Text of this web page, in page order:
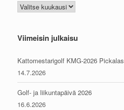
Arkisto
Viimeisin julkaisu
Kattomestarigolf KMG-2026
14.7.2026
Golf- ja liikuntapäivä 2026
16.6.2026